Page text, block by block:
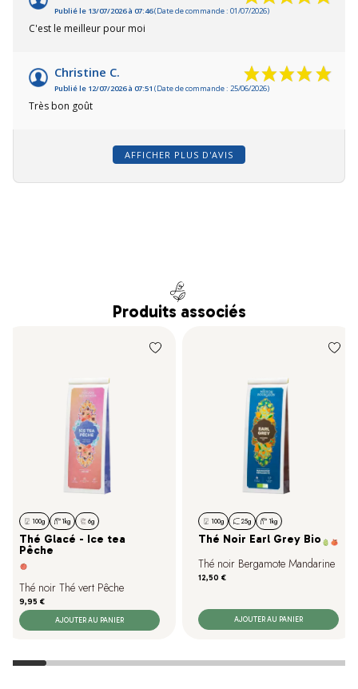
Publié le 13/07/2026 à 07:46(Date de commande : 01/07/2026)
C'est le meilleur pour moi
Christine C.
Publié le 12/07/2026 à 07:51 (Date de commande : 25/06/2026)
Très bon goût
AFFICHER PLUS D'AVIS
Produits associés
100g 1kg 6g
Thé Glacé - Ice tea
Pêche
Thé noir Thé vert Pêche
Prix
9,95 €
AJOUTER AU PANIER
100g 25g 1kg
Thé Noir Earl Grey Bio
Thé noir Bergamote Mandarine
Prix
12,50 €
AJOUTER AU PANIER